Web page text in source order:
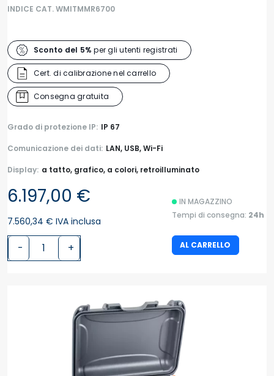
INDICE CAT. WMITMMR6700
Sconto del 5% per gli utenti registrati
Cert. di calibrazione nel carrello
Consegna gratuita
Grado di protezione IP: IP 67
Comunicazione dei dati: LAN, USB, Wi-Fi
Display: a tatto, grafico, a colori, retroilluminato
6.197,00 €
7.560,34 € IVA inclusa
- +
IN MAGAZZINO
Tempi di consegna: 24h
AL CARRELLO